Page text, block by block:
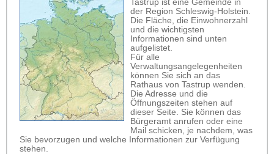
Tastrup ist eine Gemeinde in
der Region Schleswig-Holstein.
Die Fläche, die Einwohnerzahl
und die wichtigsten
Informationen sind unten
aufgelistet.
Für alle
Verwaltungsangelegenheiten
können Sie sich an das
Rathaus von Tastrup wenden.
Die Adresse und die
Öffnungszeiten stehen auf
dieser Seite. Sie können das
Bürgeramt anrufen oder eine
Mail schicken, je nachdem, was
Sie bevorzugen und welche Informationen zur Verfügung
stehen.